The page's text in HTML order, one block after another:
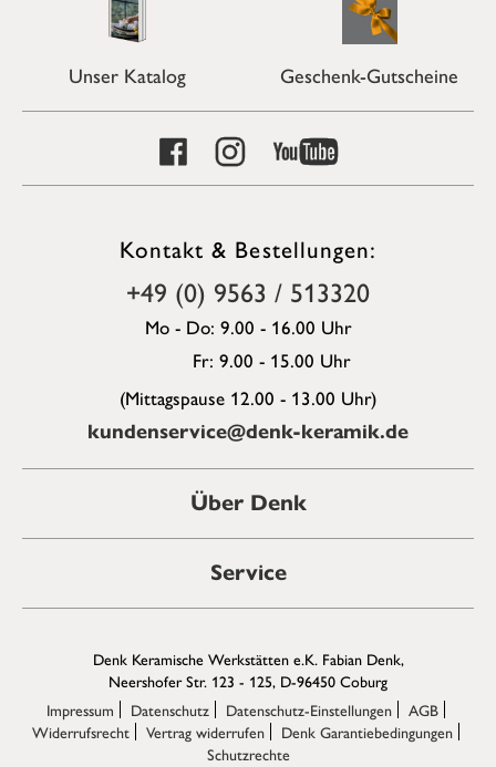
Unser Katalog Geschenk-Gutscheine
Kontakt & Bestellungen:
+49 (0) 9563 / 513320
Mo - Do: 9.00 - 16.00 Uhr
Fr: 9.00 - 15.00 Uhr
(Mittagspause 12.00 - 13.00 Uhr)
kundenservice@denk-keramik.de
Über Denk
Service
Denk Keramische Werkstätten e.K. Fabian Denk,
Neershofer Str. 123 - 125, D-96450 Coburg
Impressum
Datenschutz Datenschutz-Einstellungen
AGB
Widerrufsrecht
Vertrag widerrufen
Denk Garantiebedingungen
Schutzrechte